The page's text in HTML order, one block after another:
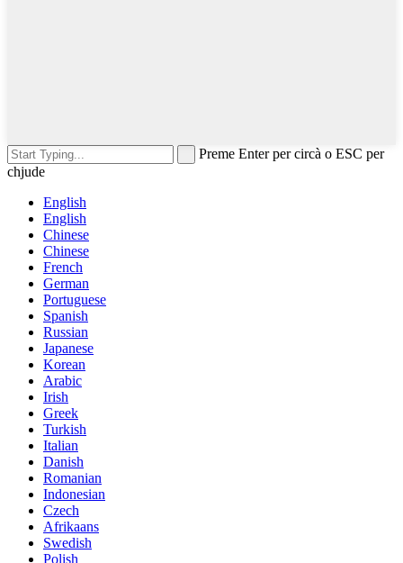
Preme Enter per circà o ESC per
chjude
English
English
Chinese
Chinese
French
German
Portuguese
Spanish
Russian
Japanese
Korean
Arabic
Irish
Greek
Turkish
Italian
Danish
Romanian
Indonesian
Czech
Afrikaans
Swedish
Polish